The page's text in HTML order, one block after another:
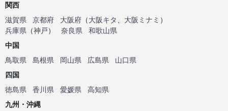
関西
滋賀県
京都府 大阪府 （大阪キタ 大阪ミナミ ）
兵庫県 （神戸） 奈良県
和歌山県
中国
鳥取県
島根県 岡山県 広島県
山口県
四国
徳島県
香川県 愛媛県
高知県
九州・沖縄